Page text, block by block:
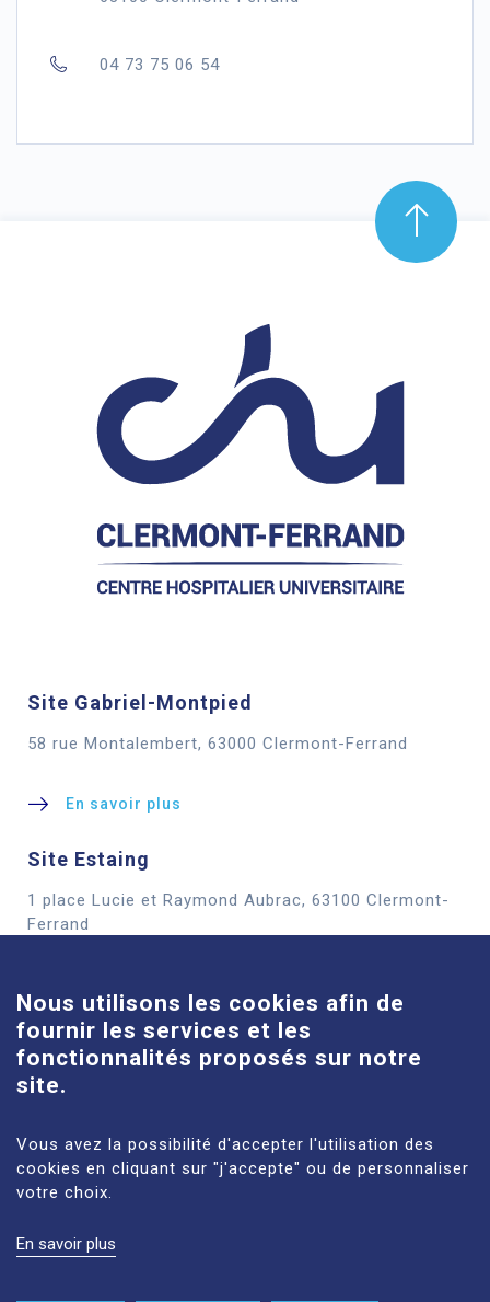
04 73 75 06 54
Site Gabriel-Montpied
58 rue Montalembert, 63000 Clermont-Ferrand
En savoir plus
Site Estaing
1 place Lucie et Raymond Aubrac, 63100 Clermont-
Ferrand
Site Louise-Michel
61 route de Châteaugay, 63118 Cébazat
En savoir plus
MENTIONS LÉGALES
Nous utilisons les cookies afin de
fournir les services et les
fonctionnalités proposés sur notre
site.
Vous avez la possibilité d'accepter l'utilisation des
cookies en cliquant sur "j'accepte" ou de personnaliser
votre choix.
En savoir plus